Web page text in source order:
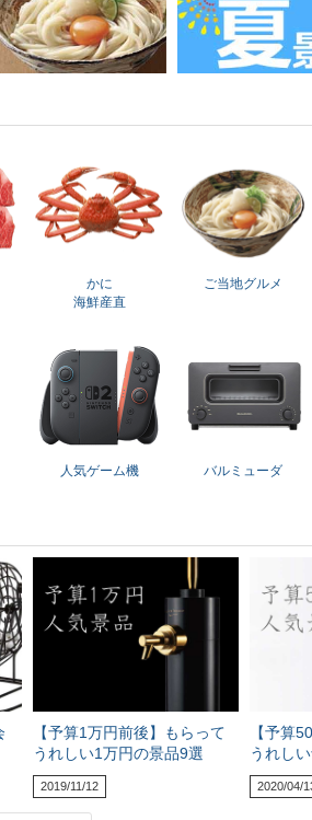
かに
海鮮産直
ご当地グルメ
人気ゲーム機 バルミューダ
【予算1万円前後】もらって
うれしい1万円の景品9選
2019/11/12
【予算
うれし
2020/04/